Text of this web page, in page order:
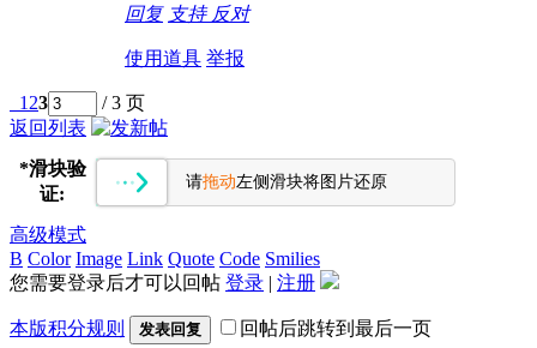
回复 支持 反对
使用道具 举报
1 23
/ 3 页
返回列表
*滑块验
证:
请拖动左侧滑块将图片还原
高级模式
B Color Image Link Quote Code Smilies
您需要登录后才可以回帖 登录 | 注册
本版积分规则 发表回复 回帖后跳转到最后一页